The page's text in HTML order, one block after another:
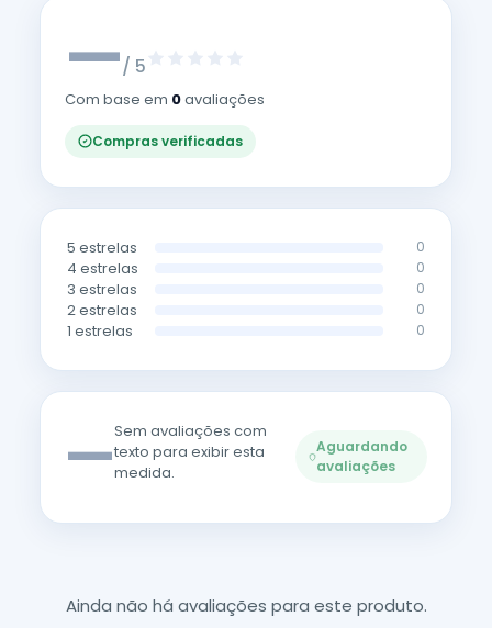
—/ 5
Com base em 0avaliações
Compras verificadas
5 estrelas 0
4 estrelas 0
3 estrelas 0
2 estrelas 0
1 estrelas 0
—Sem avaliações com
texto para exibir esta
medida.
Aguardando
avaliações
Ainda não há avaliações para este produto.